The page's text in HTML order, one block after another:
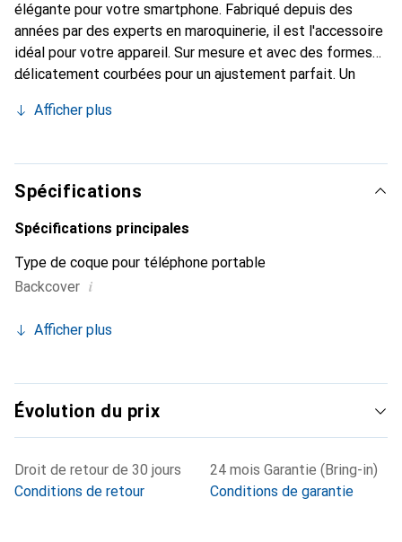
élégante pour votre smartphone. Fabriqué depuis des
années par des experts en maroquinerie, il est l'accessoire
idéal pour votre appareil. Sur mesure et avec des formes
délicatement courbées pour un ajustement parfait. Un
smartphone. La marque Noreve est reconnue
constitue toujours un excellent choix pour le client
exigeant.
Afficher plus
Spécifications
Spécifications principales
Type de coque pour téléphone portable
Backcover i
Afficher plus
Évolution du prix
Droit de retour de 30 jours
Conditions de retour
24 mois Garantie (Bring-in)
Conditions de garantie